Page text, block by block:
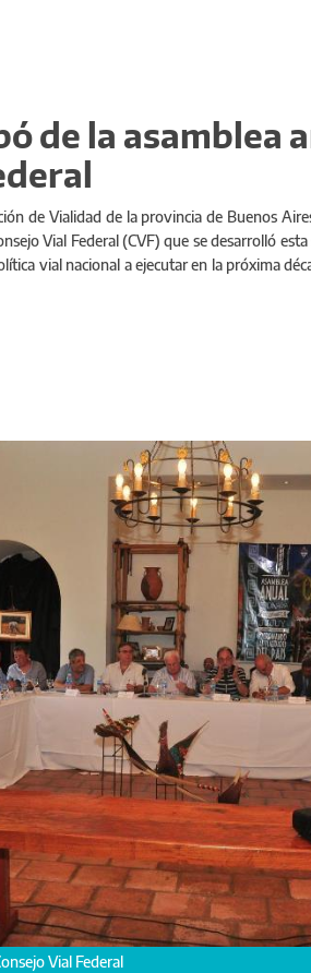
de la asamblea
de Vialidad de la provincia de Buenos
Vial Federal (CVF) que se desarrolló
vial nacional a ejecutar en la próxima
todas las Vialidades provinciales y de la